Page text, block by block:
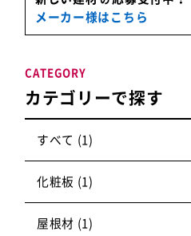
メーカー様はこちら
カテゴリーで探す
CATEGORY
すべて (1)
化粧板 (1)
屋根材 (1)